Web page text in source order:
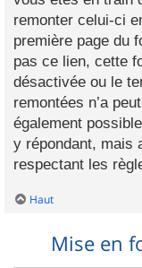
remonter celui-ci
première page du
pas ce lien, cette
désactivée ou le
remontées n’a
également
y répondant, mais
respectant les
Haut
Mise en